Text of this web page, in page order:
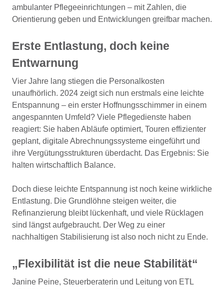
ambulanter Pflegeeinrichtungen – mit Zahlen, die
Orientierung geben und Entwicklungen greifbar machen.
Erste Entlastung, doch keine
Entwarnung
Vier Jahre lang stiegen die Personalkosten
unaufhörlich. 2024 zeigt sich nun erstmals eine leichte
Entspannung – ein erster Hoffnungsschimmer in einem
angespannten Umfeld? Viele Pflegedienste haben
reagiert: Sie haben Abläufe optimiert, Touren effizienter
geplant, digitale Abrechnungssysteme eingeführt und
ihre Vergütungsstrukturen überdacht. Das Ergebnis: Sie
halten wirtschaftlich Balance.
Doch diese leichte Entspannung ist noch keine wirkliche
Entlastung. Die Grundlöhne steigen weiter, die
Refinanzierung bleibt lückenhaft, und viele Rücklagen
sind längst aufgebraucht. Der Weg zu einer
nachhaltigen Stabilisierung ist also noch nicht zu Ende.
„Flexibilität ist die neue Stabilität“
Janine Peine, Steuerberaterin und Leitung von ETL